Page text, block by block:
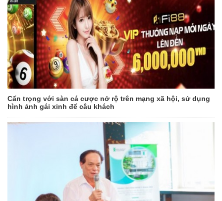
Cẩn trọng với sàn cá cược nở rộ trên mạng xã hội, sử dụng
hình ảnh gái xinh để câu khách